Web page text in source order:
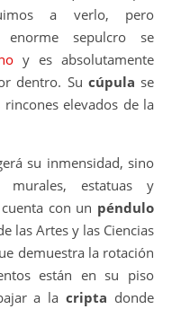
a verlo, pero
enorme sepulcro se
y es absolutamente
dentro. Su cúpula se
elevados de la
su inmensidad, sino
murales, estatuas y
con un péndulo
las Artes y las Ciencias
demuestra la rotación
están en su piso
a lacripta donde